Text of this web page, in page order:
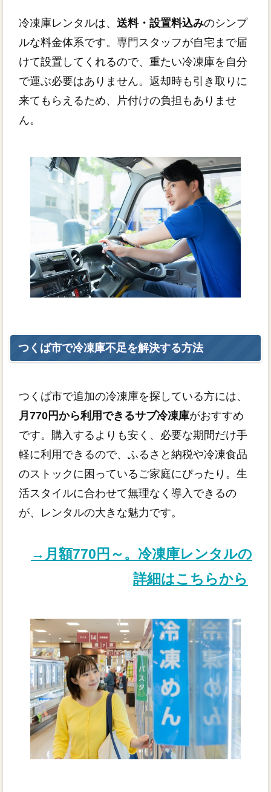
冷凍庫レンタルは、 送料・設置料込みのシンプ
ルな料金体系です。専門スタッフが自宅まで届
けて設置してくれるので、重たい冷凍庫を自分
で運ぶ必要はありません。返却時も引き取りに
来てもらえるため、片付けの負担もありませ
ん。
つくば市で冷凍庫不足を解決する方法
つくば市で追加の冷凍庫を探している方には、
月770円から利用できるサブ冷凍庫がおすすめ
です。購入するよりも安く、必要な期間だけ手
軽に利用できるので、ふるさと納税や冷凍食品
のストックに困っているご家庭にぴったり。生
活スタイルに合わせて無理なく導入できるの
が、レンタルの大きな魅力です。
→月額770円～。冷凍庫レンタルの
詳細はこちらから